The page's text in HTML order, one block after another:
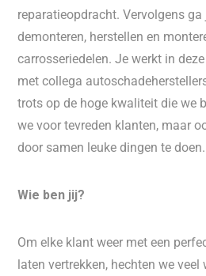
reparatieopdracht. Vervolgens
demonteren, herstellen en
carrosseriedelen. Je werkt in
met collega
trots op de hoge kwaliteit die we
we voor tevreden klanten, maar
door samen leuke dingen te doen.
Wie ben jij?
Om elke klant weer met een
laten vertrekken, hechten we veel